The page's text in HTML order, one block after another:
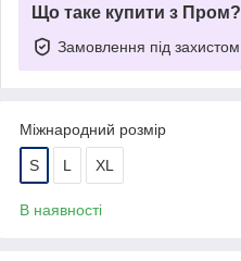
Що таке купити з Пром?
Замовлення під захистом
Міжнародний розмір
S L XL
В наявності